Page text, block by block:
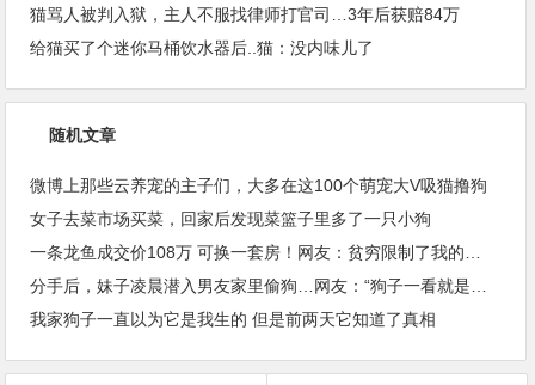
猫骂人被判入狱，主人不服找律师打官司…3年后获赔84万
给猫买了个迷你马桶饮水器后..猫：没内味儿了
随机文章
微博上那些云养宠的主子们，大多在这100个萌宠大V吸猫撸狗
女子去菜市场买菜，回家后发现菜篮子里多了一只小狗
一条龙鱼成交价108万 可换一套房！网友：贫穷限制了我的想象力
分手后，妹子凌晨潜入男友家里偷狗…网友：“狗子一看就是自愿的！”
我家狗子一直以为它是我生的 但是前两天它知道了真相